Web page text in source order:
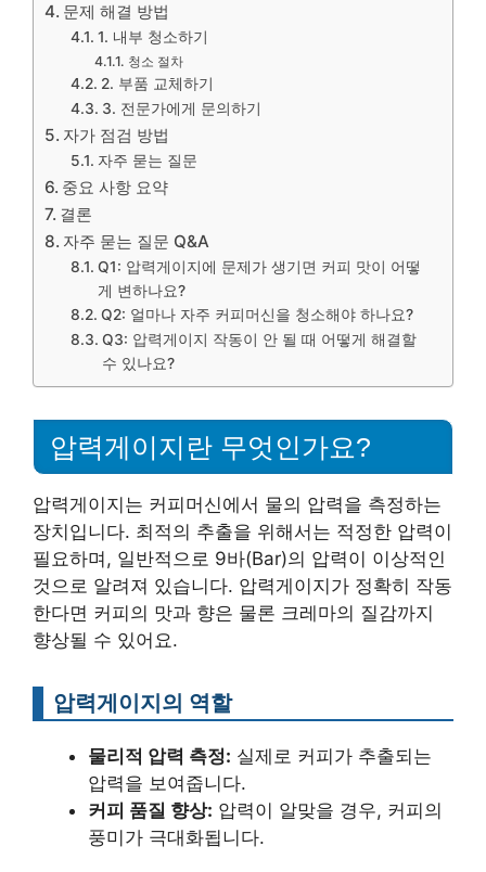
문제 해결 방법
1. 내부 청소하기
청소 절차
2. 부품 교체하기
3. 전문가에게 문의하기
자가 점검 방법
자주 묻는 질문
중요 사항 요약
결론
자주 묻는 질문 Q&A
Q1: 압력게이지에 문제가 생기면 커피 맛이 어떻
게 변하나요?
Q2: 얼마나 자주 커피머신을 청소해야 하나요?
Q3: 압력게이지 작동이 안 될 때 어떻게 해결할
수 있나요?
압력게이지란 무엇인가요?
압력게이지는 커피머신에서 물의 압력을 측정하는
장치입니다. 최적의 추출을 위해서는 적정한 압력이
필요하며, 일반적으로 9바(Bar)의 압력이 이상적인
것으로 알려져 있습니다. 압력게이지가 정확히 작동
한다면 커피의 맛과 향은 물론 크레마의 질감까지
향상될 수 있어요.
압력게이지의 역할
물리적 압력 측정: 실제로 커피가 추출되는
압력을 보여줍니다.
커피 품질 향상: 압력이 알맞을 경우, 커피의
풍미가 극대화됩니다.